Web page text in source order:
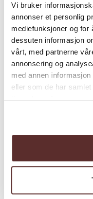
Vi bruker
annonser et personlig
mediefunksjoner og for
dessuten informasjon
vårt, med partnerne
annonsering og
med annen informasjon
eller som de har
3 -6 Std
Saison:Mai -
Dauer
Einstufung
Saison